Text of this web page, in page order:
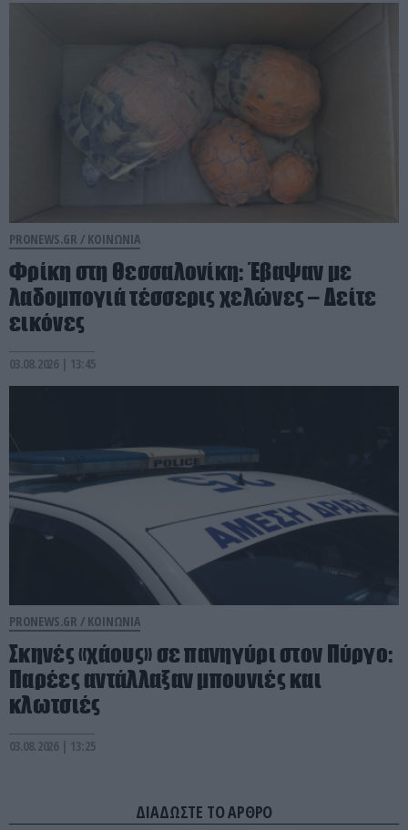
PRONEWS.GR / ΚΟΙΝΩΝΙΑ
Φρίκη στη Θεσσαλονίκη: Έβαψαν με
λαδομπογιά τέσσερις χελώνες – Δείτε
εικόνες
03.08.2026 | 13:45
PRONEWS.GR / ΚΟΙΝΩΝΙΑ
Σκηνές «χάους» σε πανηγύρι στον Πύργο:
Παρέες αντάλλαξαν μπουνιές και
κλωτσιές
03.08.2026 | 13:25
ΔΙΑΔΩΣΤΕ ΤΟ ΑΡΘΡΟ